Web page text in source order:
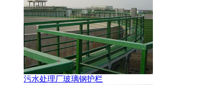
污水处理厂玻璃钢护栏